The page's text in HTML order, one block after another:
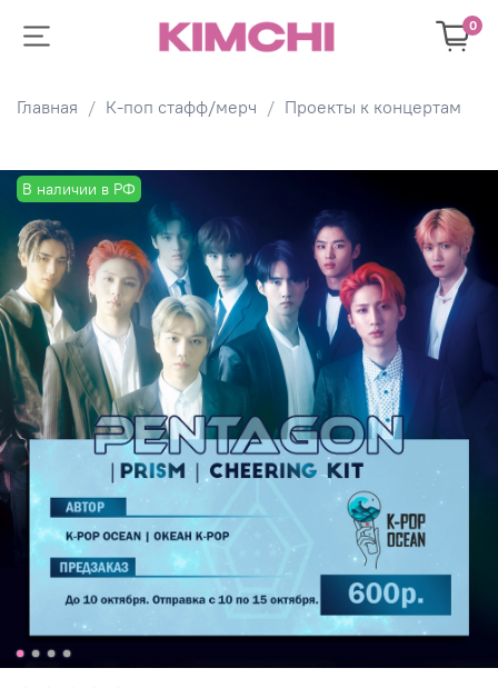
0
Главная К-поп стафф/мерч Проекты к концертам
В наличии в РФ